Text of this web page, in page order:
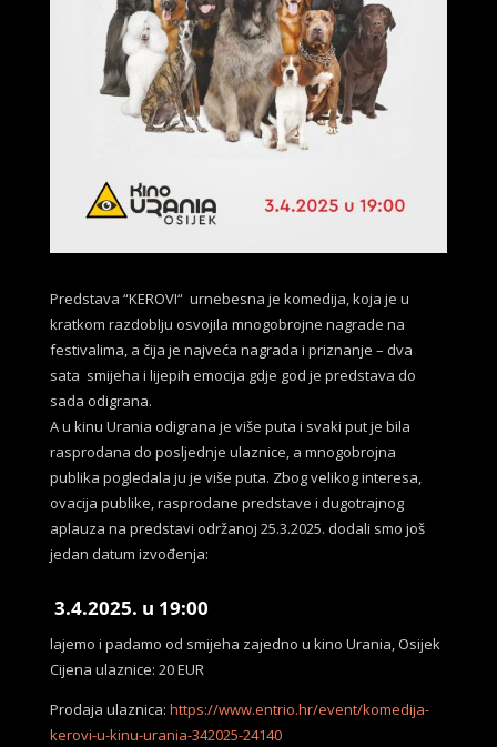
Predstava “KEROVI“ urnebesna je komedija, koja je u
kratkom razdoblju osvojila mnogobrojne nagrade na
festivalima, a čija je najveća nagrada i priznanje – dva
sata smijeha i lijepih emocija gdje god je predstava do
sada odigrana.
A u kinu Urania odigrana je više puta i svaki put je bila
rasprodana do posljednje ulaznice, a mnogobrojna
publika pogledala ju je više puta. Zbog velikog interesa,
ovacija publike, rasprodane predstave i dugotrajnog
aplauza na predstavi održanoj 25.3.2025. dodali smo još
jedan datum izvođenja:
3.4.2025. u 19:00
lajemo i padamo od smijeha zajedno u kino Urania, Osijek
Cijena ulaznice: 20 EUR
Prodaja ulaznica: https://www.entrio.hr/event/komedija-
kerovi-u-kinu-urania-342025-24140